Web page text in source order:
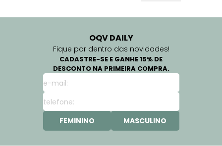
OQV DAILY
Fique por dentro das novidades!
CADASTRE-SE E GANHE 15% DE
DESCONTO NA PRIMEIRA COMPRA.
FEMININO MASCULINO